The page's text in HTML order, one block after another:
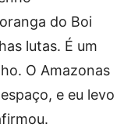
do Boi
lutas. É um
O Amazonas
e eu levo